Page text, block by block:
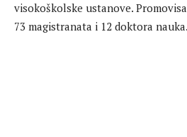
visokoškolske ustanove.
73 magistranata i 12 doktora nauka.